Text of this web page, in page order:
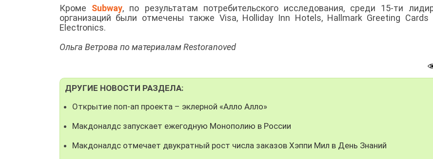
Кроме Subway, по результатам потребительского исследования, cреди 15-ти
организаций были отмечены также Visa, Holliday Inn Hotels, Hallmark Greeting Cards
Electronics.
Ольга Ветрова по материалам Restoranoved
ДРУГИЕ НОВОСТИ РАЗДЕЛА:
Открытие поп-ап проекта – эклерной «Алло Алло»
Макдоналдс запускает ежегодную Монополию в России
Макдоналдс отмечает двукратный рост числа заказов Хэппи Мил в День Знаний